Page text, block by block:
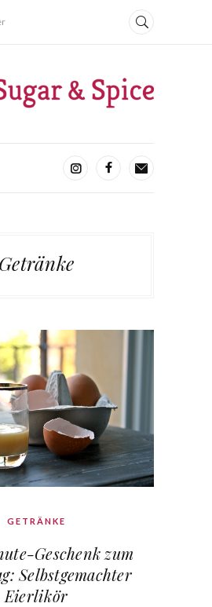
Getränke
GETRÄNKE
Geschenk zum
Selbstgemachter
Eierlikör